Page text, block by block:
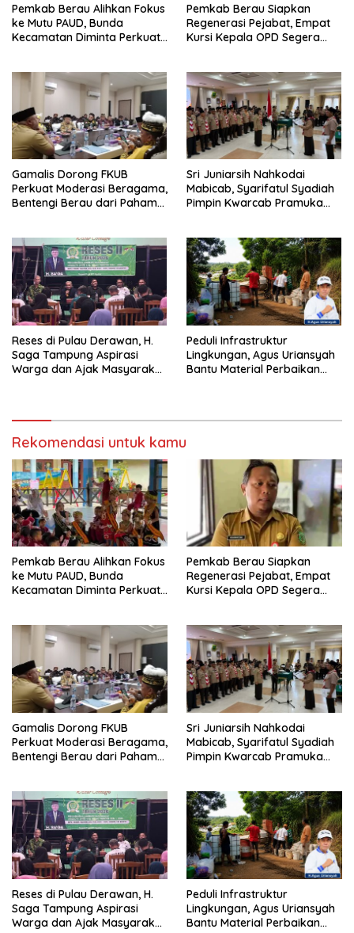
Pemkab Berau Alihkan Fokus
ke Mutu PAUD, Bunda
Kecamatan Diminta Perkuat
Pemkab Berau Siapkan
Regenerasi Pejabat, Empat
Kursi Kepala OPD Segera
Gamalis Dorong FKUB
Perkuat Moderasi Beragama,
Bentengi Berau dari Paham
Sri Juniarsih Nahkodai
Mabicab, Syarifatul Syadiah
Pimpin Kwarcab Pramuka
Reses di Pulau Derawan, H.
Saga Tampung Aspirasi
Warga dan Ajak Masyarakat
Peduli Infrastruktur
Lingkungan, Agus Uriansyah
Bantu Material Perbaikan
Rekomendasi untuk kamu
Pemkab Berau Alihkan Fokus
ke Mutu PAUD, Bunda
Kecamatan Diminta Perkuat
Pemkab Berau Siapkan
Regenerasi Pejabat, Empat
Kursi Kepala OPD Segera
Gamalis Dorong FKUB
Perkuat Moderasi Beragama,
Bentengi Berau dari Paham
Sri Juniarsih Nahkodai
Mabicab, Syarifatul Syadiah
Pimpin Kwarcab Pramuka
Reses di Pulau Derawan, H.
Saga Tampung Aspirasi
Warga dan Ajak Masyarakat
Peduli Infrastruktur
Lingkungan, Agus Uriansyah
Bantu Material Perbaikan